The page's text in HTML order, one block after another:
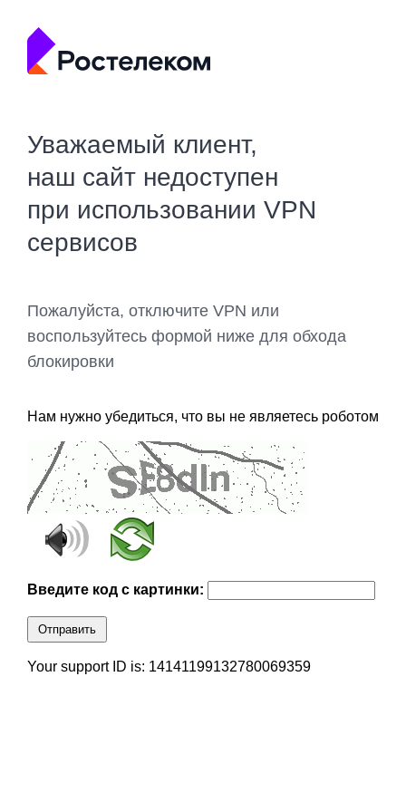
Уважаемый клиент,
наш сайт недоступен
при использовании VPN
сервисов
Пожалуйста, отключите VPN или
воспользуйтесь формой ниже для обхода
блокировки
Нам нужно убедиться, что вы не являетесь роботом
Введите код с картинки:
Отправить
Your support ID is: 14141199132780069359